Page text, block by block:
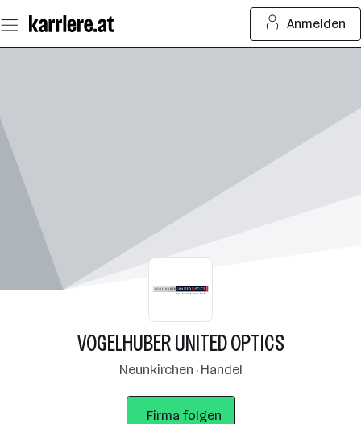
Seiteninhalt
springen
Anmelden
VOGELHUBER UNITED OPTICS
Neunkirchen · Handel
Firma folgen